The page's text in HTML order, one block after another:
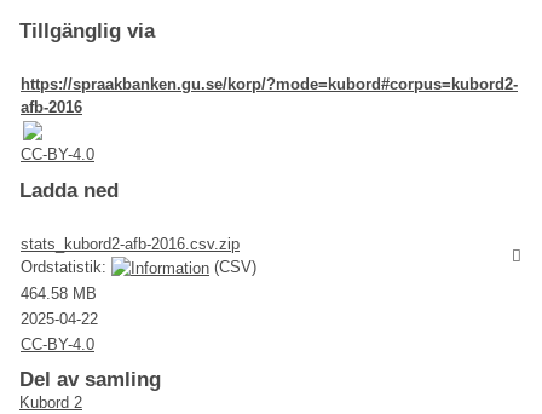
Tillgänglig via
https://spraakbanken.gu.se/korp/?mode=kubord#corpus=kubord2-
afb-2016
CC-BY-4.0
Ladda ned
stats_kubord2-afb-2016.csv.zip
Ordstatistik:
(CSV)
464.58 MB
2025-04-22
CC-BY-4.0
Del av samling
Kubord 2